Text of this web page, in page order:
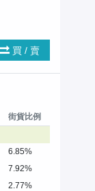
買 / 賣
街貨比例
6.85%
7.92%
2.77%